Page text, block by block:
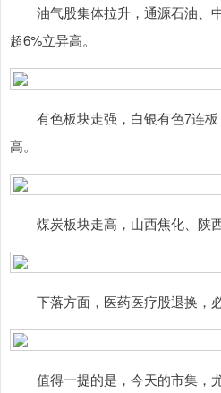
油气股集体拉升，通源石油、
超6%立异高。
有色板块走强，白银有色7连板
高。
煤炭板块走高，山西焦化、陕西
下落方面，医药医疗股退换，必
值得一提的是，今天的市集，